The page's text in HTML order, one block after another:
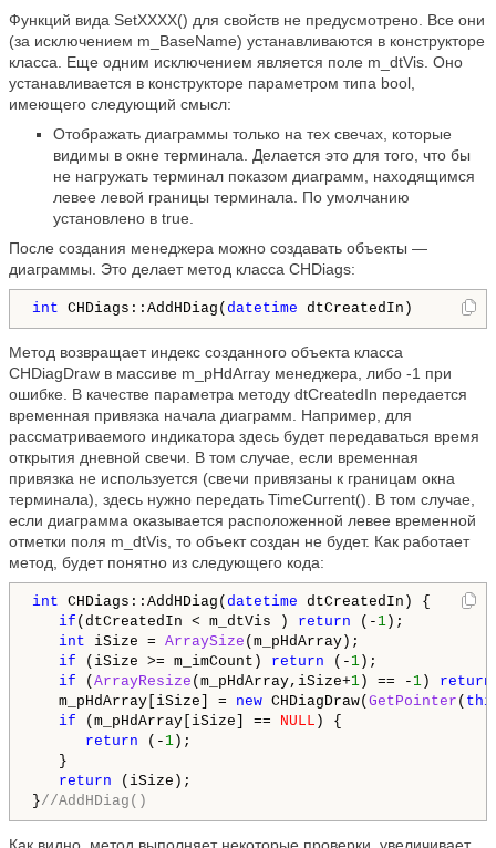
Функций вида SetXXXX() для свойств не предусмотрено. Все они
(за исключением m_BaseName) устанавливаются в конструкторе
класса. Еще одним исключением является поле m_dtVis. Оно
устанавливается в конструкторе параметром типа bool,
имеющего следующий смысл:
Отображать диаграммы только на тех свечах, которые
видимы в окне терминала. Делается это для того, что бы
не нагружать терминал показом диаграмм, находящимся
левее левой границы терминала. По умолчанию
установлено в true.
После создания менеджера можно создавать объекты —
диаграммы. Это делает метод класса CHDiags:
int CHDiags::AddHDiag( datetime dtCreatedIn)
Метод возвращает индекс созданного объекта класса
CHDiagDraw в массиве m_pHdArray менеджера, либо -1 при
ошибке. В качестве параметра методу dtCreatedIn передается
временная привязка начала диаграмм. Например, для
рассматриваемого индикатора здесь будет передаваться время
открытия дневной свечи. В том случае, если временная
привязка не используется (свечи привязаны к границам окна
терминала), здесь нужно передать TimeCurrent(). В том случае,
если диаграмма оказывается расположенной левее временной
отметки поля m_dtVis, то объект создан не будет. Как работает
метод, будет понятно из следующего кода:
int CHDiags::AddHDiag( datetime dtCreatedIn) {
if (dtCreatedIn < m_dtVis ) return (- 1 );
int iSize = ArraySize (m_pHdArray);
if (iSize >= m_imCount) return (- 1 );
if ( ArrayResize (m_pHdArray,iSize+1 ) == - 1 ) return
m_pHdArray[iSize] = new CHDiagDraw( GetPointer (
if (m_pHdArray[iSize] == NULL ) {
return (- 1 );
}
return (iSize);
}//AddHDiag()